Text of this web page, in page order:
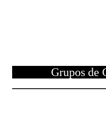
Grupos de